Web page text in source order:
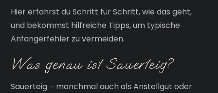
Hier erfährst du Schritt für Schritt, wie das geht,
und bekommst hilfreiche Tipps, um typische
Anfängerfehler zu vermeiden.
Was genau ist Sauerteig?
Sauerteig – manchmal auch als Anstellgut oder